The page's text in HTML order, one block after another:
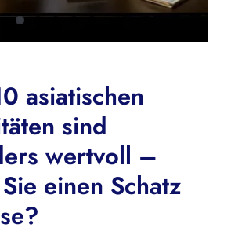
asiatischen
sind
wertvoll –
einen Schatz